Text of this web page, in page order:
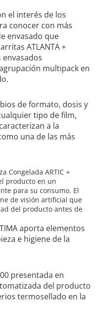
el interés de los
conocer con más
envasado que
ATLANTA +
multipack en
de formato, dosis y
tipo de film,
a la
una de las más
Congelada ARTIC +
producto en un
para su consumo. El
de visión artificial que
del producto antes de
aporta elementos
e higiene de la
presentada en
del producto
termosellado en la